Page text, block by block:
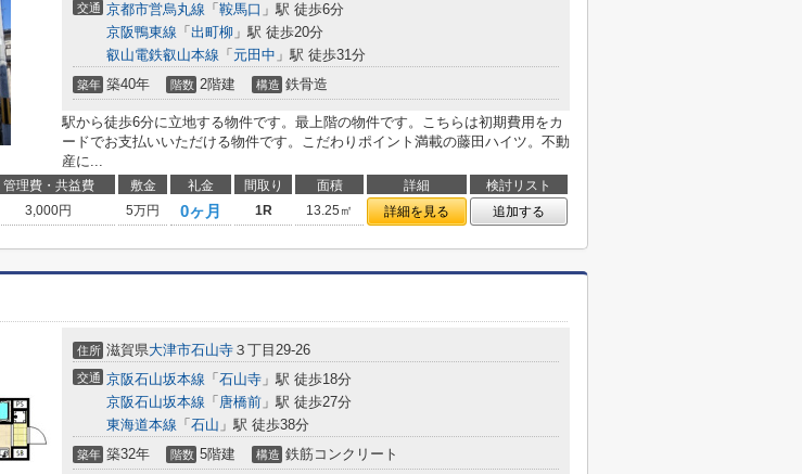
交通 京都市営烏丸線 「 鞍馬口 」駅 徒歩6分
京阪鴨東線 「 出町柳 」駅 徒歩20分
叡山電鉄叡山本線 「 元田中 」駅 徒歩31分
築年 築40年 階数 2階建 構造 鉄骨造
駅から徒歩6分に立地する物件です。最上階の物件です。こちらは初期費用をカ
ードでお支払いいただける物件です。こだわりポイント満載の藤田ハイツ。不動
産に...
管理費・共益費 敷金 礼金 間取り 面積 詳細
検討リスト
3,000円 5万円 0ヶ月 1R 13.25㎡ 詳細を見る 追加する
住所 滋賀県大津市石山寺 ３丁目29-26
交通 京阪石山坂本線 「 石山寺 」駅 徒歩18分
京阪石山坂本線 「 唐橋前 」駅 徒歩27分
東海道本線 「 石山 」駅 徒歩38分
築年 築32年 階数 5階建 構造 鉄筋コンクリート